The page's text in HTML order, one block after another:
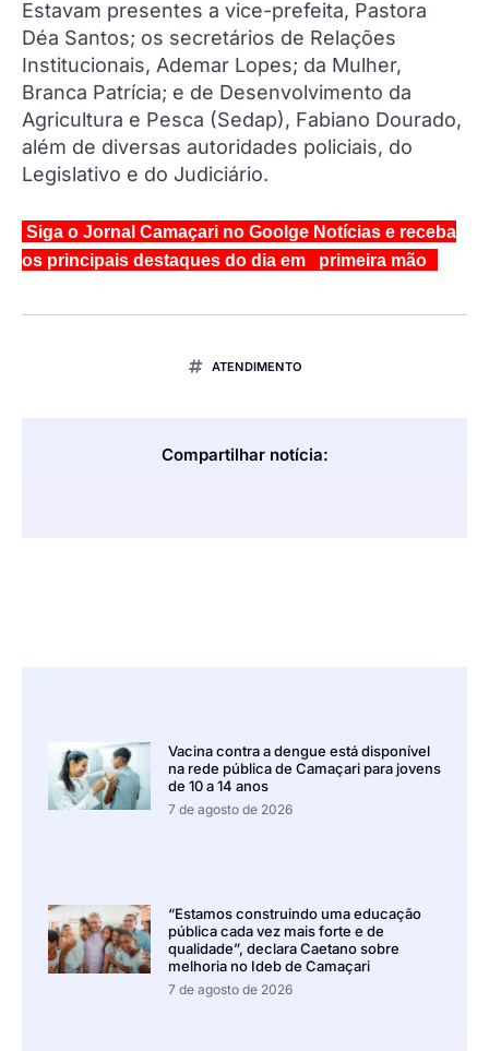
Estavam presentes a vice-prefeita, Pastora
Déa Santos; os secretários de Relações
Institucionais, Ademar Lopes; da Mulher,
Branca Patrícia; e de Desenvolvimento da
Agricultura e Pesca (Sedap), Fabiano Dourado,
além de diversas autoridades policiais, do
Legislativo e do Judiciário.
Siga o Jornal Camaçari no Goolge Notícias e receba
os principais destaques do dia em primeira mão
ATENDIMENTO
Compartilhar notícia:
Vacina contra a dengue está disponível
na rede pública de Camaçari para jovens
de 10 a 14 anos
7 de agosto de 2026
“Estamos construindo uma educação
pública cada vez mais forte e de
qualidade”, declara Caetano sobre
melhoria no Ideb de Camaçari
7 de agosto de 2026